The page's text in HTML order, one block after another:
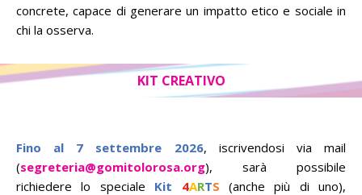
concrete, capace di generare un impatto etico e sociale in
chi la osserva.
KIT CREATIVO
Fino al 7 settembre 2026, iscrivendosi via mail
(segreteria@gomitolorosa.org), sarà possibile
richiedere lo speciale Kit 4ARTS (anche più di uno),